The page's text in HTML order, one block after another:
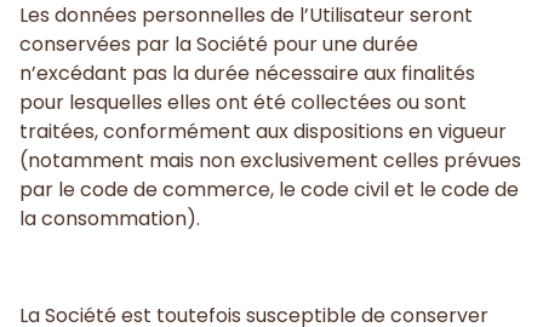
Les données personnelles de l’Utilisateur seront
conservées par la Société pour une durée
n’excédant pas la durée nécessaire aux finalités
pour lesquelles elles ont été collectées ou sont
traitées, conformément aux dispositions en vigueur
(notamment mais non exclusivement celles prévues
par le code de commerce, le code civil et le code de
la consommation).
La Société est toutefois susceptible de conserver